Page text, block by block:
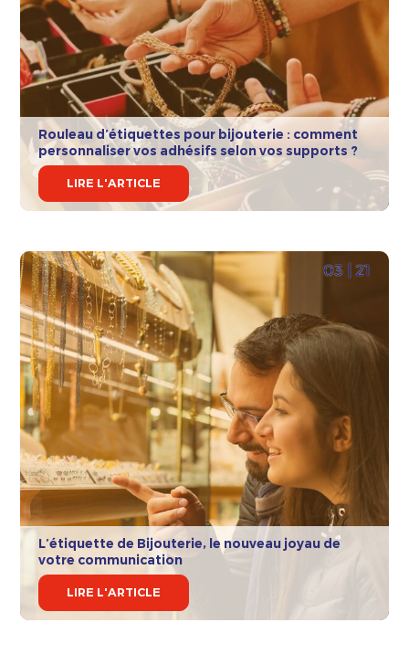
Rouleau d’étiquettes pour bijouterie : comment
personnaliser vos adhésifs selon vos supports ?
LIRE L'ARTICLE
03 | 21
L’étiquette de Bijouterie, le nouveau joyau de
votre communication
LIRE L'ARTICLE